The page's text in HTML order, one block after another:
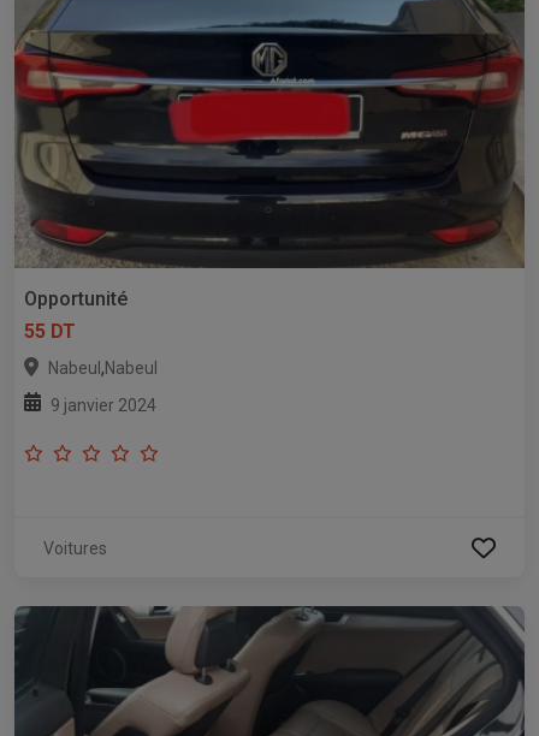
Opportunité
55 DT
Nabeul ,Nabeul
9 janvier 2024
Voitures